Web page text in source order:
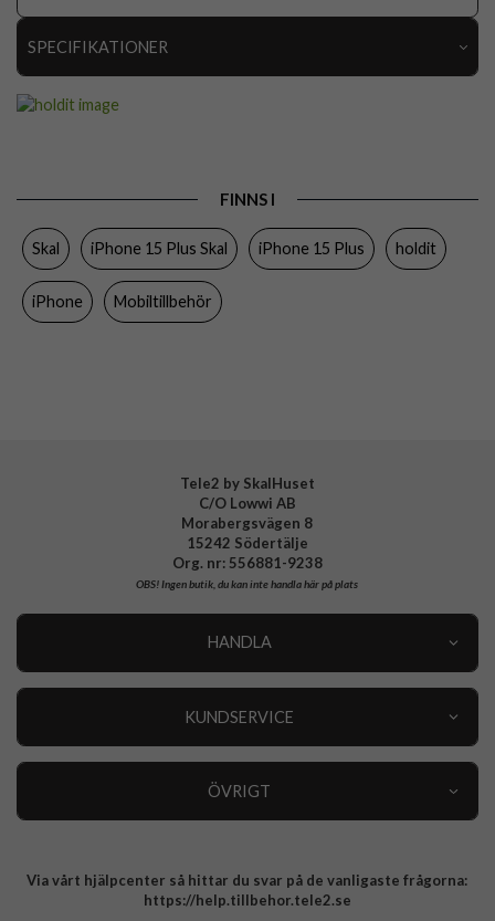
SPECIFIKATIONER
Trådlös laddning-kompatibel
Färg Grön
Material
Varumärke
FINNS I
Skal iPhone 15 Plus Skal iPhone 15 Plus holdit
iPhone Mobiltillbehör
Tele2 by SkalHuset
C/O Lowwi AB
Morabergsvägen 8
15242 Södertälje
Org. nr: 556881-9238
OBS!Ingen butik, du kan inte handla här på plats
HANDLA
KUNDSERVICE
ÖVRIGT
Integritetspolicy
Via vårt hjälpcenter så hittar du svar på de vanligaste frågorna:
https://help.tillbehor.tele2.se